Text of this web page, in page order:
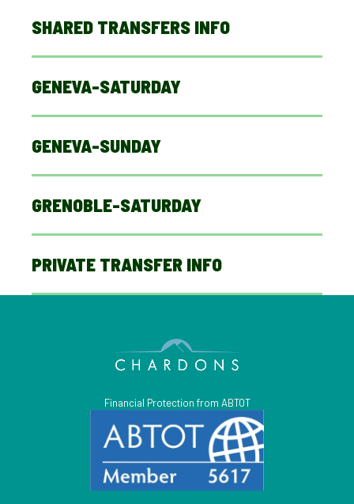
SHARED TRANSFERS INFO
GENEVA-SATURDAY
GENEVA-SUNDAY
GRENOBLE-SATURDAY
PRIVATE TRANSFER INFO
Financial Protection from ABTOT